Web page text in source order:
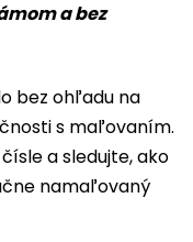
a bez
bez ohľadu na
s maľovaním.
a sledujte, ako
namaľovaný